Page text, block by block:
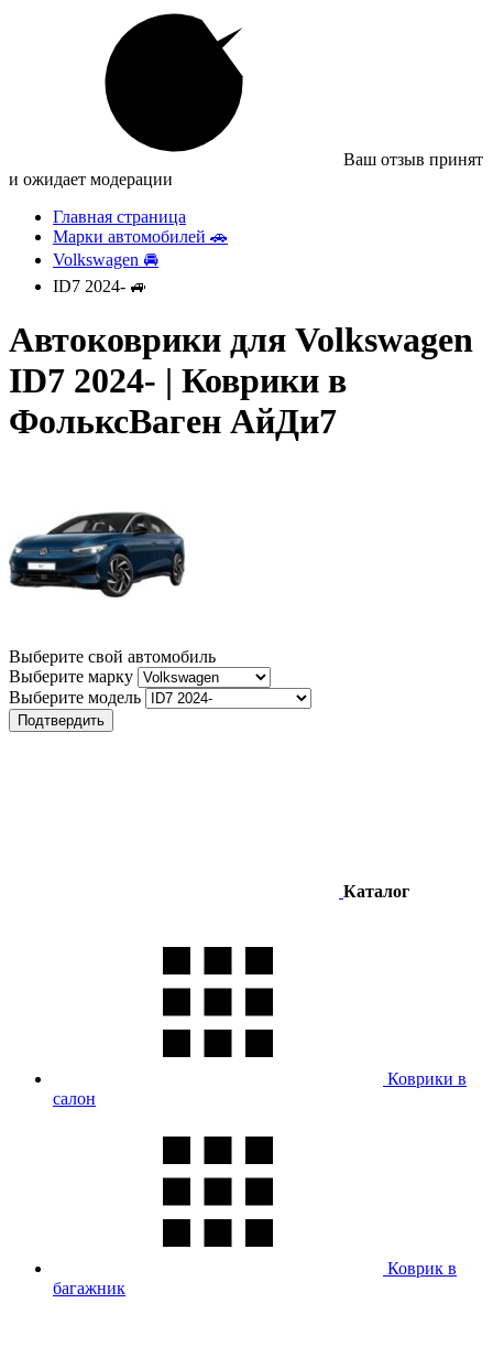
Ваш отзыв принят
и ожидает модерации
Главная страница
Марки автомобилей 🚗
Volkswagen 🚘
ID7 2024- 🚙
Автоковрики для Volkswagen
ID7 2024- | Коврики в
ФольксВаген АйДи7
Выберите свой автомобиль
Выберите марку
Выберите модель
Подтвердить
Каталог
Коврики в
салон
Коврик в
багажник